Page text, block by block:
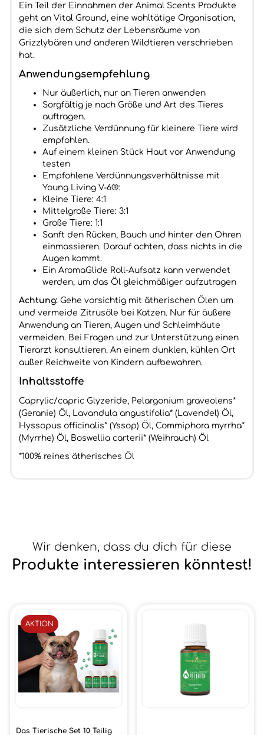
Ein Teil der Einnahmen der Animal Scents Produkte
geht an Vital Ground, eine wohltätige Organisation,
die sich dem Schutz der Lebensräume von
Grizzlybären und anderen Wildtieren verschrieben
hat.
Anwendungsempfehlung
Nur äußerlich, nur an Tieren anwenden
Sorgfältig je nach Größe und Art des Tieres
auftragen.
Zusätzliche Verdünnung für kleinere Tiere wird
empfohlen.
Auf einem kleinen Stück Haut vor Anwendung
testen
Empfohlene Verdünnungsverhältnisse mit
Young Living V-6®:
Kleine Tiere: 4:1
Mittelgroße Tiere: 3:1
Große Tiere: 1:1
Sanft den Rücken, Bauch und hinter den Ohren
einmassieren. Darauf achten, dass nichts in die
Augen kommt.
Ein AromaGlide Roll-Aufsatz kann verwendet
werden, um das Öl gleichmäßiger aufzutragen
Achtung:Gehe vorsichtig mit ätherischen Ölen um
und vermeide Zitrusöle bei Katzen. Nur für äußere
Anwendung an Tieren, Augen und Schleimhäute
vermeiden. Bei Fragen und zur Unterstützung einen
Tierarzt konsultieren. An einem dunklen, kühlen Ort
außer Reichweite von Kindern aufbewahren.
Inhaltsstoffe
Caprylic/capric Glyzeride, Pelargonium graveolens*
(Geranie) Öl, Lavandula angustifolia* (Lavendel) Öl,
Hyssopus officinalis* (Yssop) Öl, Commiphora myrrha*
(Myrrhe) Öl, Boswellia carterii* (Weihrauch) Öl
*100% reines ätherisches Öl
Wir denken, dass du dich für diese
Produkte interessieren könntest!
Das Tierische Set 10 Teilig
AKTION